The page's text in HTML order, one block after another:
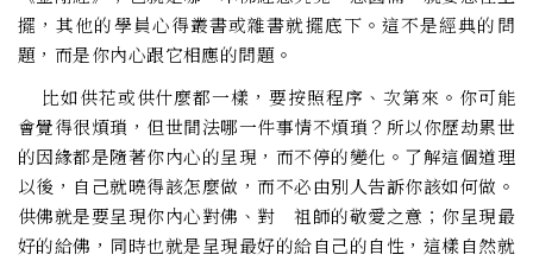
擺，其他的學員心得叢書或雜書就擺底下。這不是經典的問
題，而是你內心跟它相應的問題。
比如供花或供什麼都一樣，要按照程序、次第來。你可能
會覺得很煩瑣，但世間法哪一件事情不煩瑣？所以你歷劫累世
的因緣都是隨著你內心的呈現，而不停的變化。了解這個道理
以後，自己就曉得該怎麼做，而不必由別人告訴你該如何做。
供佛就是要呈現你內心對佛、對 祖師的敬愛之意；你呈現最
好的給佛，同時也就是呈現最好的給自己的自性，這樣自然就